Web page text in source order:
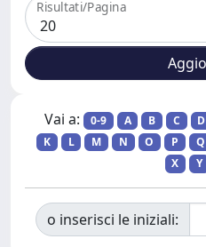
Risultati/Pagina
Vai a: 0-9 A B C D
K
L M N O P Q
X
Y
o inserisci le iniziali: